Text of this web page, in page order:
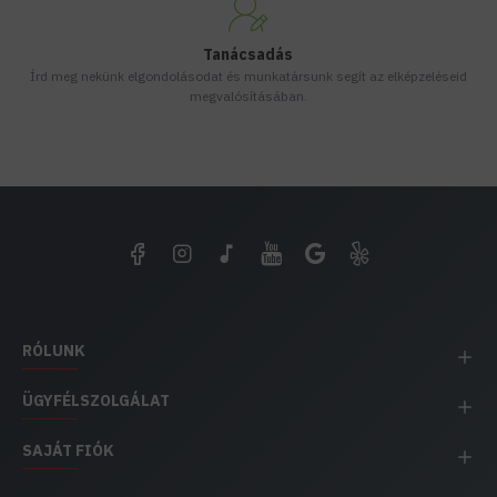
Tanácsadás
Írd meg nekünk elgondolásodat és munkatársunk segít az elképzeléseid
megvalósításában.
RÓLUNK
ÜGYFÉLSZOLGÁLAT
SAJÁT FIÓK